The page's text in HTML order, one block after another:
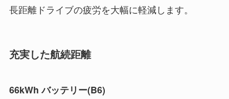
長距離ドライブの疲労を大幅に軽減します。
充実した航続距離
66kWh バッテリー(B6)